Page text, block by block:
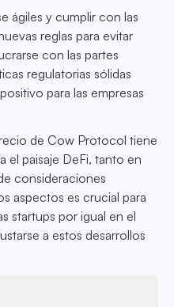
ágiles y cumplir con las
reglas para evitar
con las partes
regulatorias sólidas
para las empresas
de Cow Protocol tiene
el paisaje DeFi, tanto en
consideraciones
aspectos es crucial para
startups por igual en el
a estos desarrollos